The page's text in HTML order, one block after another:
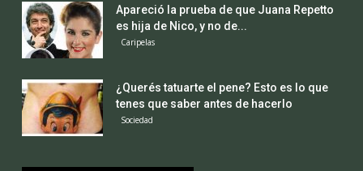
Apareció la prueba de que Juana Repetto
es hija de Nico, y no de...
Caripelas
¿Querés tatuarte el pene? Esto es lo que
tenes que saber antes de hacerlo
Sociedad